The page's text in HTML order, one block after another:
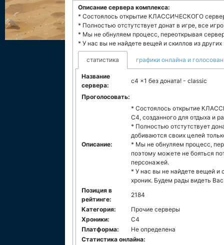
Описание сервера комплекса:
* Состоялось открытие КЛАССИЧЕСКОГО
* Полностью отстутствует донат в игре, все
* Мы не обнуляем процесс, переоткрывая
* У нас вы не найдете вещей и скиллов из
статистика графики онлайна и
Название
сервера:
c4 x1 без доната! - classic
Проголосовать:
Описание:
* Состоялось открытие
С4, созданного для отдыха и
* Полностью отстутствует
добиваются своих целей
* Мы не обнуляем процесс,
поэтому можете не бояться
персонажей.
* У нас вы не найдете вещей и
хроник. Будем рады видеть
Позиция в
рейтинге:
2184
Категория:
Прочие серверы
Хроники:
C4
Платформа:
Не определена
Статистика онлайна: